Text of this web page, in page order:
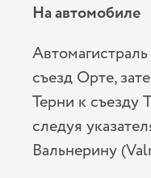
На автомобиле
съезд Орте,
Терни к съезду
следуя
Вальнерину